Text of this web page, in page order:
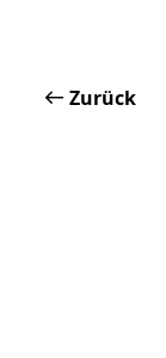
Zurück